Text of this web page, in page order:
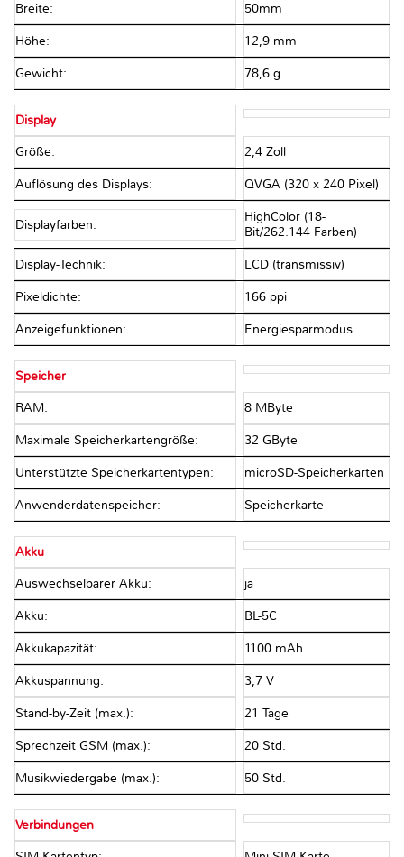
Breite: 50mm
Höhe: 12,9 mm
Gewicht: 78,6 g
Display
Größe: 2,4 Zoll
Auflösung des Displays: QVGA (320 x 240 Pixel)
Displayfarben:
HighColor (18-
Bit/262.144 Farben)
Display-Technik: LCD (transmissiv)
Pixeldichte: 166 ppi
Anzeigefunktionen: Energiesparmodus
Speicher
RAM: 8 MByte
Maximale Speicherkartengröße: 32 GByte
Unterstützte Speicherkartentypen: microSD-Speicherkarten
Anwenderdatenspeicher: Speicherkarte
Akku
Auswechselbarer Akku: ja
Akku: BL-5C
Akkukapazität: 1100 mAh
Akkuspannung: 3,7 V
Stand-by-Zeit (max.): 21 Tage
Sprechzeit GSM (max.): 20 Std.
Musikwiedergabe (max.): 50 Std.
Verbindungen